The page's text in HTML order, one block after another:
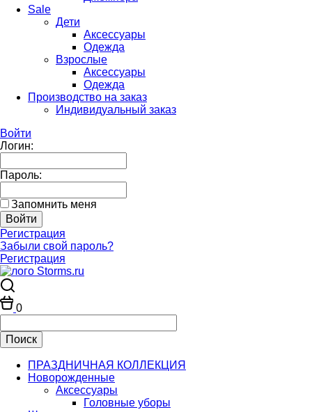
Sale
Дети
Аксессуары
Одежда
Взрослые
Аксессуары
Одежда
Производство на заказ
Индивидуальный заказ
Войти
Логин:
Пароль:
Запомнить меня
Регистрация
Забыли свой пароль?
Регистрация
0
ПРАЗДНИЧНАЯ КОЛЛЕКЦИЯ
Новорожденные
Аксессуары
Головные уборы